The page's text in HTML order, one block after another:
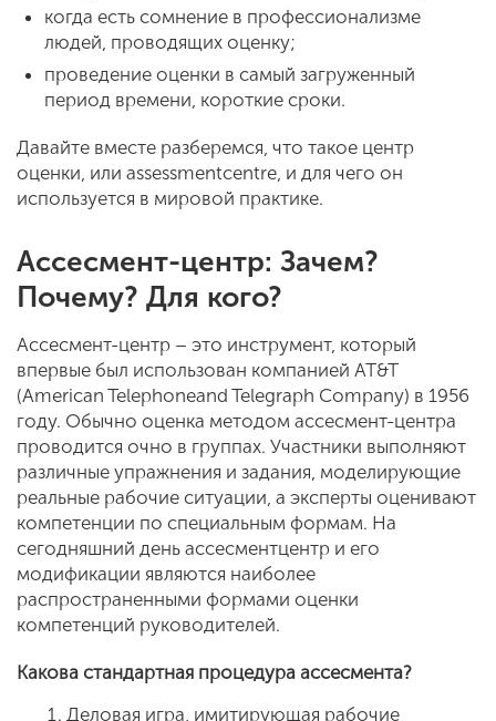
когда есть сомнение в профессионализме
людей, проводящих оценку;
проведение оценки в самый загруженный
период времени, короткие сроки.
Давайте вместе разберемся, что такое центр
оценки, или assessment­centre, и для чего он
используется в мировой практике.
Ассесмент-центр: Зачем?
Почему? Для кого?
Ассесмент­-центр – это инструмент, который
впервые был использован компанией AT&T
(American Telephoneand Telegraph Company) в 1956
году. Обычно оценка методом ассесмент-­центра
проводится очно в группах. Участники выполняют
различные упражнения и задания, моделирующие
реальные рабочие ситуации, а эксперты оценивают
компетенции по специальным формам. На
сегодняшний день ассесмент­центр и его
модификации являются наиболее
распространенными формами оценки
компетенций руководителей.
Какова стандартная процедура ассесмента?
Деловая игра, имитирующая рабочие